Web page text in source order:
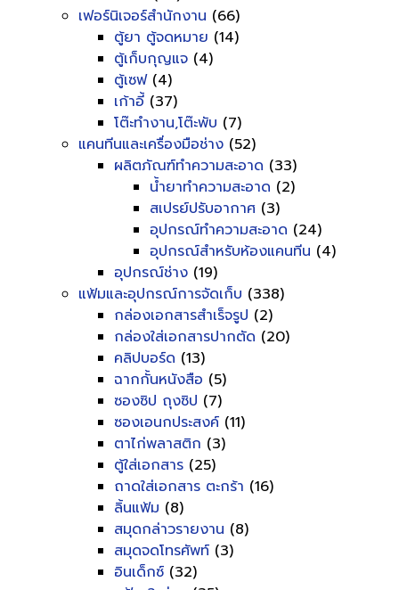
เฟอร์นิเจอร์สำนักงาน (66)
ตู้ยา ตู้จดหมาย (14)
ตู้เก็บกุญแจ (4)
ตู้เซฟ(4)
เก้าอี้ (37)
โต๊ะทำงาน,โต๊ะพับ (7)
แคนทีนและเครื่องมือช่าง (52)
ผลิตภัณฑ์ทำความสะอาด (33)
น้ำยาทำความสะอาด (2)
สเปรย์ปรับอากาศ (3)
อุปกรณ์ทำความสะอาด (24)
อุปกรณ์สำหรับห้องแคนทีน (4)
อุปกรณ์ช่าง (19)
แฟ้มและอุปกรณ์การจัดเก็บ (338)
กล่องเอกสารสำเร็จรูป (2)
กล่องใส่เอกสารปากตัด (20)
คลิปบอร์ด (13)
ฉากกั้นหนังสือ (5)
ซองซิป ถุงซิป (7)
ซองเอนกประสงค์ (11)
ตาไก่พลาสติก (3)
ตู้ใส่เอกสาร (25)
ถาดใส่เอกสาร ตะกร้า (16)
ลิ้นแฟ้ม (8)
สมุดกล่าวรายงาน (8)
สมุดจดโทรศัพท์ (3)
อินเด็กซ์ (32)